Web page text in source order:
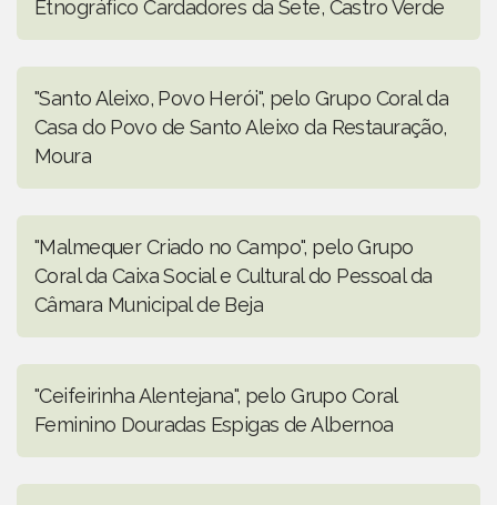
Etnográfico Cardadores da Sete, Castro Verde
"Santo Aleixo, Povo Herói", pelo Grupo Coral da
Casa do Povo de Santo Aleixo da Restauração,
Moura
"Malmequer Criado no Campo", pelo Grupo
Coral da Caixa Social e Cultural do Pessoal da
Câmara Municipal de Beja
"Ceifeirinha Alentejana", pelo Grupo Coral
Feminino Douradas Espigas de Albernoa